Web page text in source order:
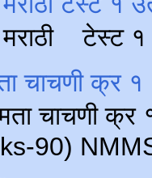
मराठी टेस्ट
चाचणी क्र
चाचणी
NMMS